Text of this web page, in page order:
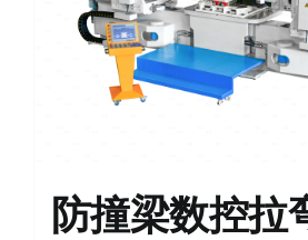
防撞梁数控拉